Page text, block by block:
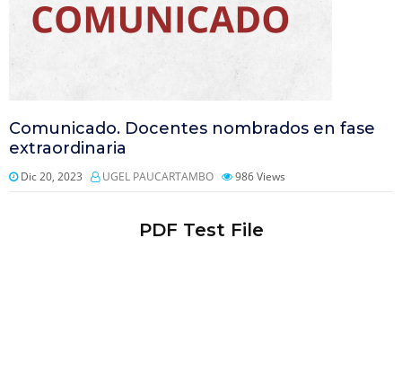
Comunicado. Docentes nombrados en fase
extraordinaria
Dic 20, 2023 UGEL PAUCARTAMBO 986Views
PDF Test File